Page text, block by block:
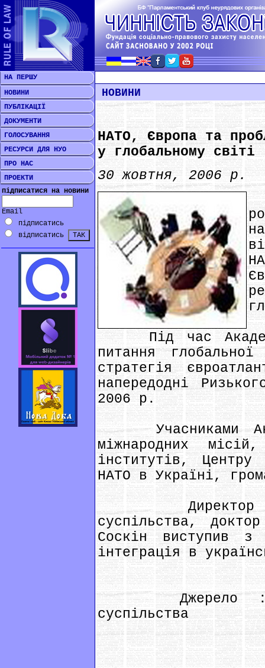
НА ПЕРШУ
НОВИНИ
ПУБЛІКАЦІЇ
ДОКУМЕНТИ
ГОЛОСУВАННЯ
РЕСУРСИ ДЛЯ НУО
ПРО НАС
ПРОЕКТИ
підписатися на новини
Email
підписатись
відписатись
НОВИНИ
НАТО, Європа та
у глобальному світі
30 жовтня, 2006 р.
Під час Академії
питання
стратегія
напередодні
2006 р.
Учасниками
міжнародних
інститутів, Центру
НАТО в Україні,
Директор
суспільства,
Соскін виступив з
інтеграція в
Джерело :
суспільства